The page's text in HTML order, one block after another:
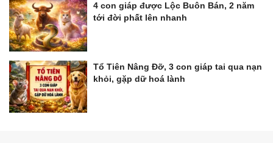
4 con giáp được Lộc Buôn Bán, 2 năm
tới đời phất lên nhanh
Tổ Tiên Nâng Đỡ, 3 con giáp tai qua nạn
khỏi, gặp dữ hoá lành